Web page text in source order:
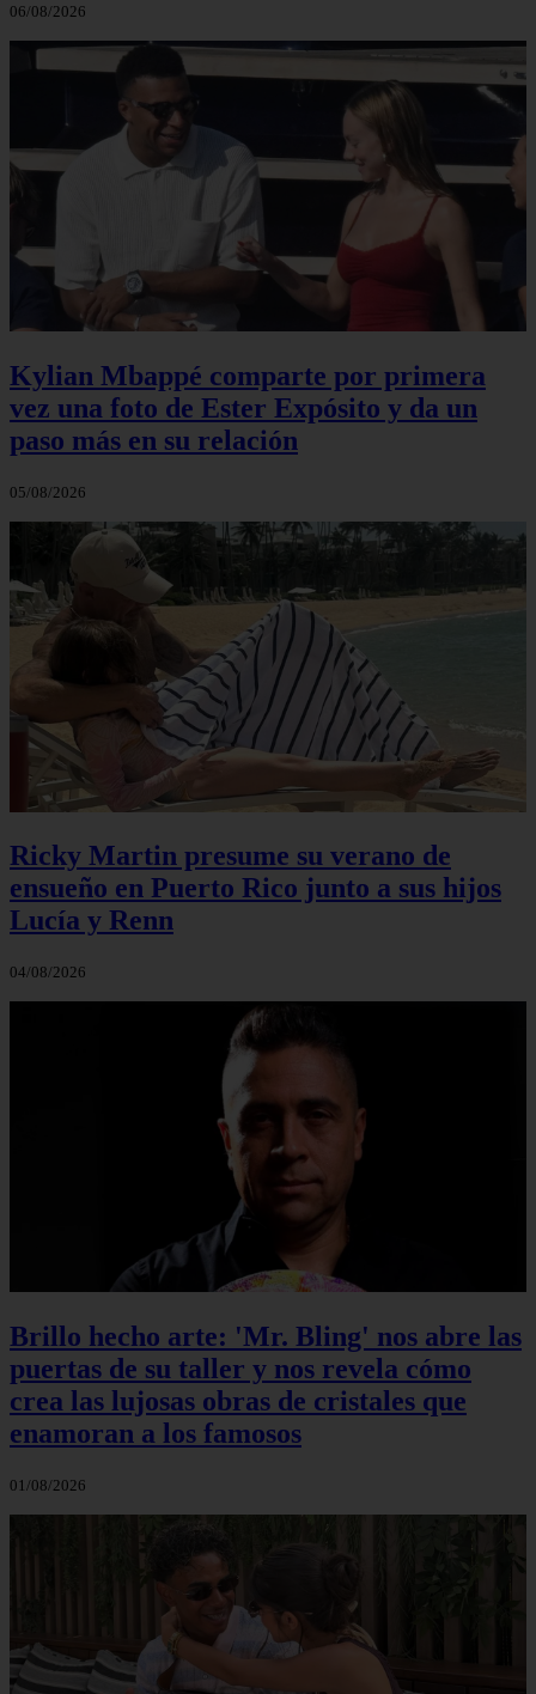
06/08/2026
Kylian Mbappé comparte por primera
vez una foto de Ester Expósito y da un
paso más en su relación
05/08/2026
Ricky Martin presume su verano de
ensueño en Puerto Rico junto a sus hijos
Lucía y Renn
04/08/2026
Brillo hecho arte: 'Mr. Bling' nos abre las
puertas de su taller y nos revela cómo
crea las lujosas obras de cristales que
enamoran a los famosos
01/08/2026